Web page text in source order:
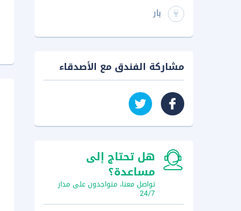
بار
مشاركة الفندق مع الأصدقاء
هل تحتاج إلى
مساعدة؟
تواصل معنا، متواجدون على مدار
24/7